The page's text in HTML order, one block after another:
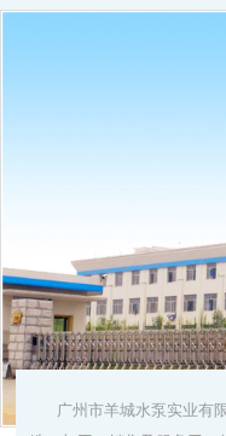
广州市羊城水泵实业有限